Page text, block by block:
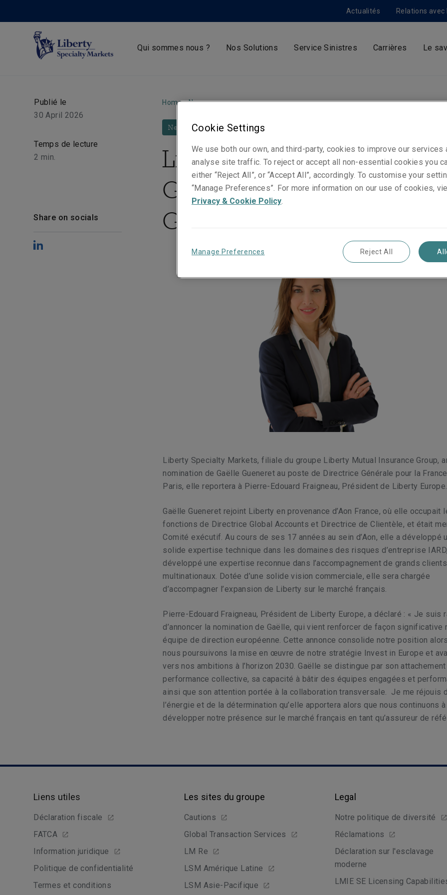
Actualités Relations
Qui sommes nous ? Nos Solutions Service Sinistres Carrières Le
Publié le
30 April 2026
Temps de lecture
2 min.
Share on socials
Home • Newsroom
News
Liberty nomme Gaëlle
Gueneret Directrice
Générale pour la France
Liberty Specialty Markets, filiale du groupe Liberty Mutual Insurance Group,
nomination de Gaëlle Gueneret au poste de Directrice Générale pour la
Paris, elle reportera à Pierre-Edouard Fraigneau, Président de Liberty Europe.
Gaëlle Gueneret rejoint Liberty en provenance d’Aon France, où elle occupait
fonctions de Directrice Global Accounts et Directrice de Clientèle, et était
Comité exécutif. Au cours de ses 17 années au sein d’Aon, elle a développé
solide expertise technique dans les domaines des risques d’entreprise
développé une expertise reconnue dans l’accompagnement de grands clients
multinationaux. Dotée d’une solide vision commerciale, elle sera chargée
d’accompagner l’expansion de Liberty sur le marché français.
Pierre-Edouard Fraigneau, Président de Liberty Europe, a déclaré : « Je suis
d’annoncer la nomination de Gaëlle, qui vient renforcer de façon significative
équipe de direction européenne. Cette annonce consolide notre position
nous poursuivons la mise en œuvre de notre stratégie Invest in Europe et
vers nos ambitions à l’horizon 2030. Gaëlle se distingue par son attachement
performance collective, sa capacité à bâtir des équipes engagées et
ainsi que son attention portée à la collaboration transversale. Je me réjouis
l’énergie et de la détermination qu’elle apportera alors que nous continuons à
développer notre présence sur le marché français en tant qu’assureur de
Liens utiles
Déclaration fiscale
FATCA
Information juridique
Politique de confidentialité
Termes et conditions
Les sites du groupe
Cautions
Global Transaction Services
LM Re
LSM Amérique Latine
LSM Asie-Pacifique
Legal
Notre politique de diversité
Réclamations
Déclaration sur l'esclavage
moderne
LMIE SE Licensing
Cookie Settings
We use both our own, and third-party, cookies to improve our services
analyse site traffic. To reject or accept all non-essential cookies you
either “Reject All”, or “Accept All”, accordingly. To customise your
“Manage Preferences”. For more information on our use of cookies,
Privacy & Cookie Policy.
Manage Preferences Reject All